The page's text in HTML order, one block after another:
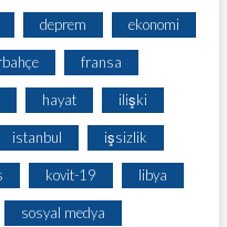
deprem ekonomi
fransa
hayat ilişki
istanbul işsizlik
kovit-19 libya
sosyal medya